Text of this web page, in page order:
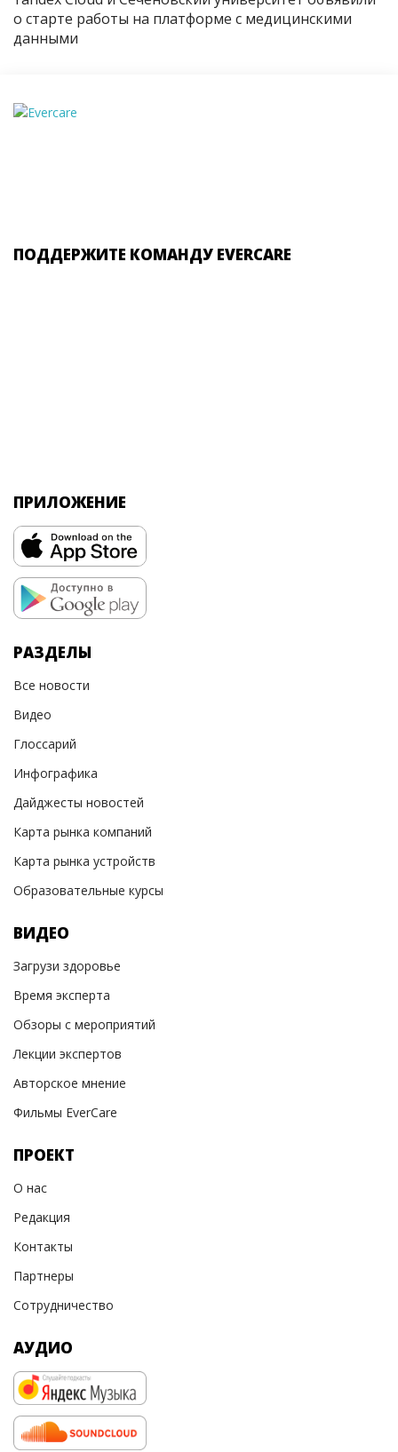
о старте работы на платформе с медицинскими
данными
ПОДДЕРЖИТЕ КОМАНДУ EVERCARE
ПРИЛОЖЕНИЕ
РАЗДЕЛЫ
Все новости
Видео
Глоссарий
Инфографика
Дайджесты новостей
Карта рынка компаний
Карта рынка устройств
Образовательные курсы
ВИДЕО
Загрузи здоровье
Время эксперта
Обзоры с мероприятий
Лекции экспертов
Авторское мнение
Фильмы EverCare
ПРОЕКТ
О нас
Редакция
Контакты
Партнеры
Сотрудничество
АУДИО